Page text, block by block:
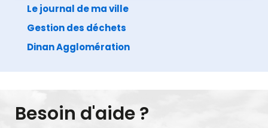
Le journal de ma ville
Gestion des déchets
Dinan Agglomération
Besoin d'aide ?